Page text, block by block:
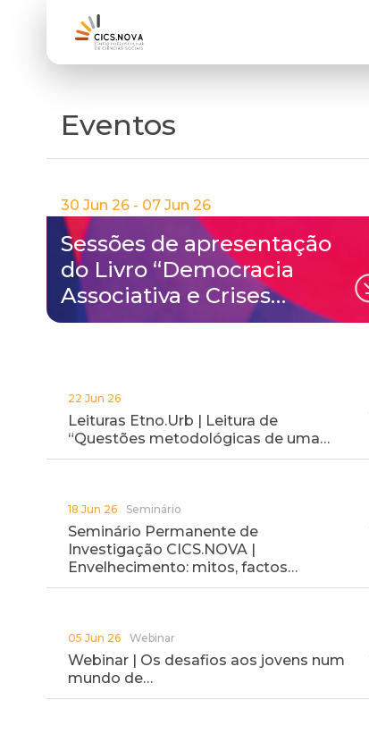
Eventos
30 Jun 26 - 07 Jun 26
Sessões de apresentação
do Livro “Democracia
Associativa e Crises…
22 Jun 26
Leituras Etno.Urb | Leitura de
“Questões metodológicas de uma…
18 Jun 26 Seminário
Seminário Permanente de
Investigação CICS.NOVA |
Envelhecimento: mitos, factos…
05 Jun 26 Webinar
Webinar | Os desafios aos jovens num
mundo de…